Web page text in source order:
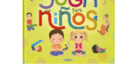
lista de
deseos